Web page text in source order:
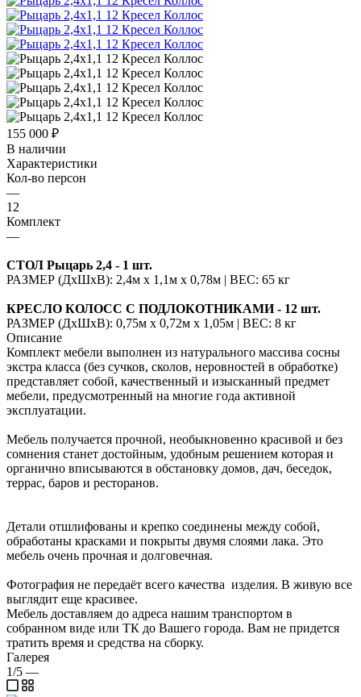
155 000 ₽
В наличии
Характеристики
Кол-во персон
—
12
Комплект
—
СТОЛ Рыцарь 2,4 - 1 шт.
РАЗМЕР (ДхШхВ): 2,4м х 1,1м х 0,78м | ВЕС: 65 кг
КРЕСЛО КОЛОСС С ПОДЛОКОТНИКАМИ - 12 шт.
РАЗМЕР (ДхШхВ): 0,75м х 0,72м х 1,05м | ВЕС: 8 кг
Описание
Комплект мебели выполнен из натурального массива сосны
экстра класса (без сучков, сколов, неровностей в обработке)
представляет собой, качественный и изысканный предмет
мебели, предусмотренный на многие года активной
эксплуатации.
Мебель получается прочной, необыкновенно красивой и без
сомнения станет достойным, удобным решением которая и
органично вписываются в обстановку домов, дач, беседок,
террас, баров и ресторанов.
Детали отшлифованы и крепко соединены между собой,
обработаны красками и покрыты двумя слоями лака. Это
мебель очень прочная и долговечная.
Фотография не передаёт всего качества изделия. В живую все
выглядит еще красивее.
Мебель доставляем до адреса нашим транспортом в
собранном виде или ТК до Вашего города. Вам не придется
тратить время и средства на сборку.
Галерея
1/5 —